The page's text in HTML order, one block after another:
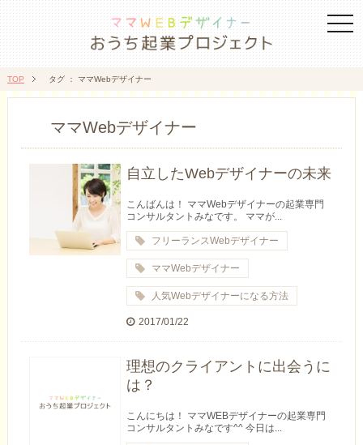
TOP タグ ： ママWebデザイナー
ママWebデザイナー
自立したWebデザイナーの未来
こんばんは！ ママWebデザイナーの起業専門
コンサルタントみなです。 ママが...
フリーランスWebデザイナー
ママWebデザイナー
人気Webデザイナーになる方法
2017/01/22
理想のクライアントに出会うに
は？
こんにちは！ ママWEBデザイナーの起業専門
コンサルタントみなです^^ 今日は...